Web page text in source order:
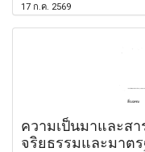
17 ก.ค. 2569
ความเป็นมาและสา
จริยธรรมและมาต